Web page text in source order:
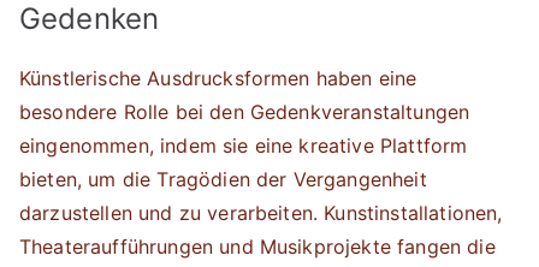
Gedenken
Künstlerische Ausdrucksformen haben eine
besondere Rolle bei den Gedenkveranstaltungen
eingenommen, indem sie eine kreative Plattform
bieten, um die Tragödien der Vergangenheit
darzustellen und zu verarbeiten. Kunstinstallationen,
Theateraufführungen und Musikprojekte fangen die